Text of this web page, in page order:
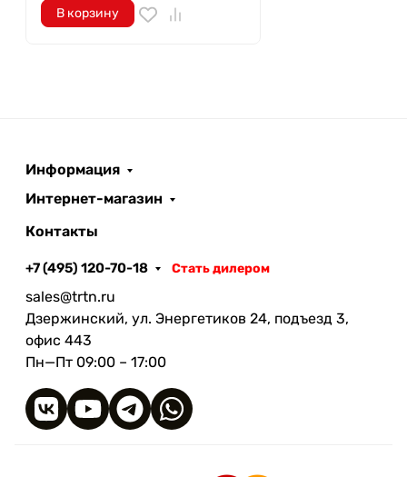
В корзину
Информация
Интернет-магазин
Контакты
+7 (495) 120-70-18 Стать дилером
sales@trtn.ru
Дзержинский, ул. Энергетиков 24, подъезд 3,
офис 443
Пн—Пт 09:00 – 17:00